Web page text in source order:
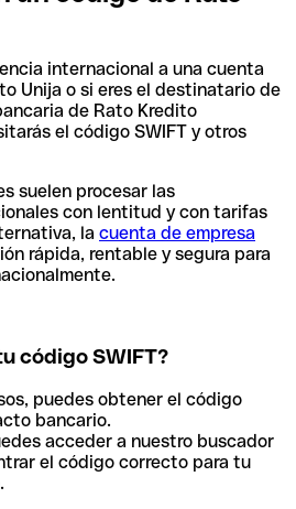
internacional a una cuenta
Unija o si eres el destinatario de
de Rato Kredito
el código SWIFT y otros
suelen procesar las
con lentitud y con tarifas
la cuenta de empresa
rápida, rentable y segura para
código SWIFT?
puedes obtener el código
bancario.
acceder a nuestro buscador
el código correcto para tu